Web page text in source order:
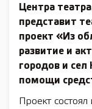
Центра
представит
проект «Из
развитие и
городов и
помощи
Проект